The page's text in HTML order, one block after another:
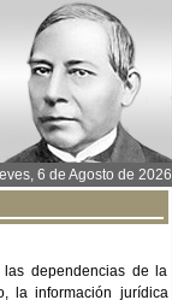
6 de Agosto de 2026
dependencias de la
la información jurídica